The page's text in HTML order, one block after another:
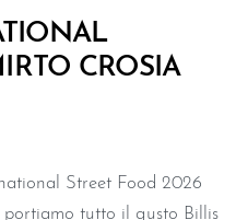
CROSIA
Street Food 2026
tutto il gusto Billis